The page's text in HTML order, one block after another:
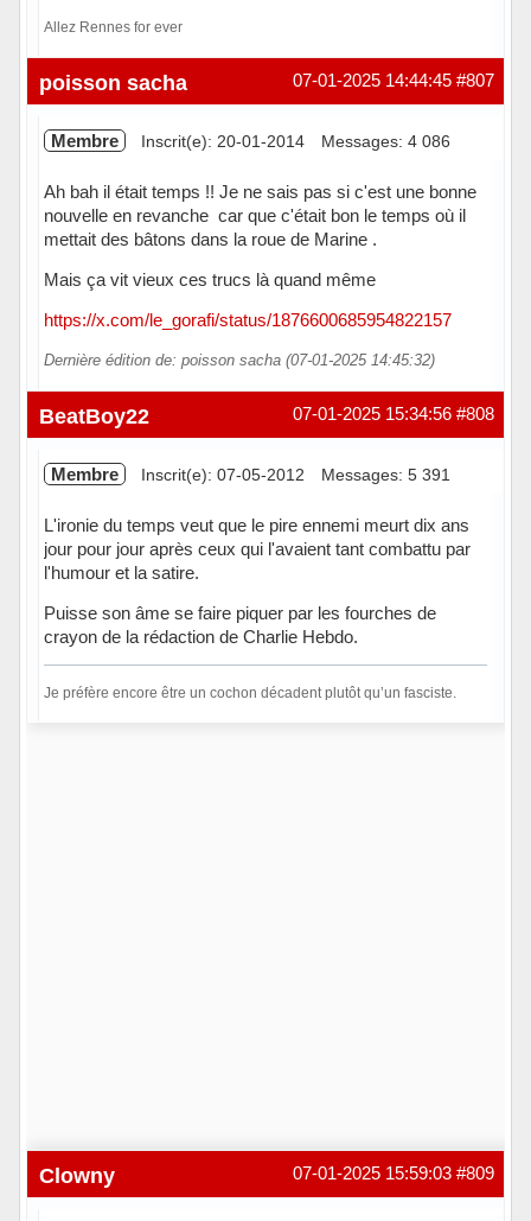
Allez Rennes for ever
Hors ligne #807
07-01-2025 14:44:45
poisson sacha
Membre Inscrit(e): 20-01-2014 Messages: 4 086
Ah bah il était temps !! Je ne sais pas si c'est une bonne
nouvelle en revanche car que c'était bon le temps où il
mettait des bâtons dans la roue de Marine .
Mais ça vit vieux ces trucs là quand même
https://x.com/le_gorafi/status/1876600685954822157
Dernière édition de: poisson sacha (07-01-2025 14:45:32)
Hors ligne #808
07-01-2025 15:34:56
BeatBoy22
Membre Inscrit(e): 07-05-2012 Messages: 5 391
L'ironie du temps veut que le pire ennemi meurt dix ans
jour pour jour après ceux qui l'avaient tant combattu par
l'humour et la satire.
Puisse son âme se faire piquer par les fourches de
crayon de la rédaction de Charlie Hebdo.
Je préfère encore être un cochon décadent plutôt qu’un fasciste.
#809
07-01-2025 15:59:03
Clowny